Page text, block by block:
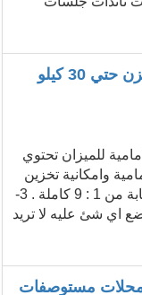
ميزان باركود الكتروني يزن حتي 30 كيلو
للميزان تحتوي
وامكانية تخزين
حتي 400 صنف 2- ارقام الكتابة من 1 : 9 كاملة . 3-
اي شئ عليه لا تريد
محلات مستوصفات